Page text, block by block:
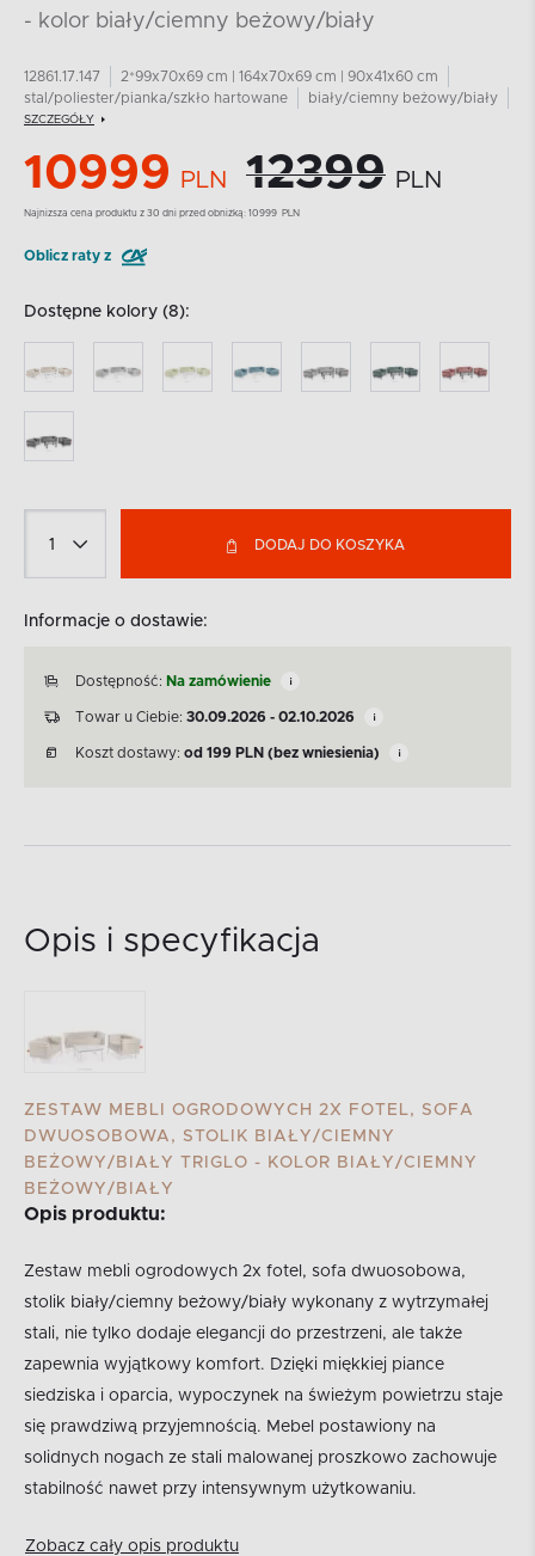
- kolor biały/ciemny beżowy/biały
12861.17.147
2*99x70x69 cm | 164x70x69 cm | 90x41x60 cm
stal/poliester/pianka/szkło hartowane
biały/ciemny beżowy/biały
SZCZEGÓŁY
10999 PLN 12399 PLN
Najnizsza cena produktu z 30 dni przed obniżką: 10999 PLN
Oblicz raty z
Dostępne kolory (8):
DODAJ DO KOSZYKA
Informacje o dostawie:
Dostępność: Na zamówienie
Towar u Ciebie: 30.09.2026 - 02.10.2026
Koszt dostawy: od 199 PLN (bez wniesienia)
Opis i specyfikacja
ZESTAW MEBLI OGRODOWYCH 2X FOTEL, SOFA
DWUOSOBOWA, STOLIK BIAŁY/CIEMNY
BEŻOWY/BIAŁY TRIGLO - KOLOR BIAŁY/CIEMNY
BEŻOWY/BIAŁY
Opis produktu:
Zestaw mebli ogrodowych 2x fotel, sofa dwuosobowa,
stolik biały/ciemny beżowy/biały wykonany z wytrzymałej
stali, nie tylko dodaje elegancji do przestrzeni, ale także
zapewnia wyjątkowy komfort. Dzięki miękkiej piance
siedziska i oparcia, wypoczynek na świeżym powietrzu staje
się prawdziwą przyjemnością. Mebel postawiony na
solidnych nogach ze stali malowanej proszkowo zachowuje
stabilność nawet przy intensywnym użytkowaniu.
Zobacz cały opis produktu